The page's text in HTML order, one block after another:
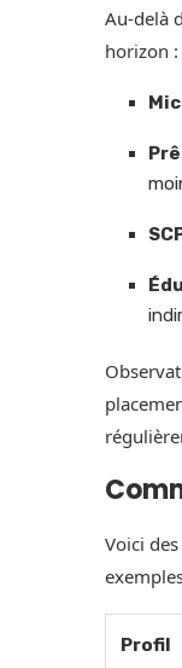
Au-delà
horizon :
Voici
Profil